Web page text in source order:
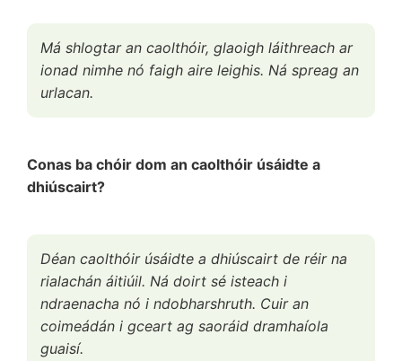
Má shlogtar an caolthóir, glaoigh láithreach ar
ionad nimhe nó faigh aire leighis. Ná spreag an
urlacan.
Conas ba chóir dom an caolthóir úsáidte a
dhiúscairt?
Déan caolthóir úsáidte a dhiúscairt de réir na
rialachán áitiúil. Ná doirt sé isteach i
ndraenacha nó i ndobharshruth. Cuir an
coimeádán i gceart ag saoráid dramhaíola
guaisí.